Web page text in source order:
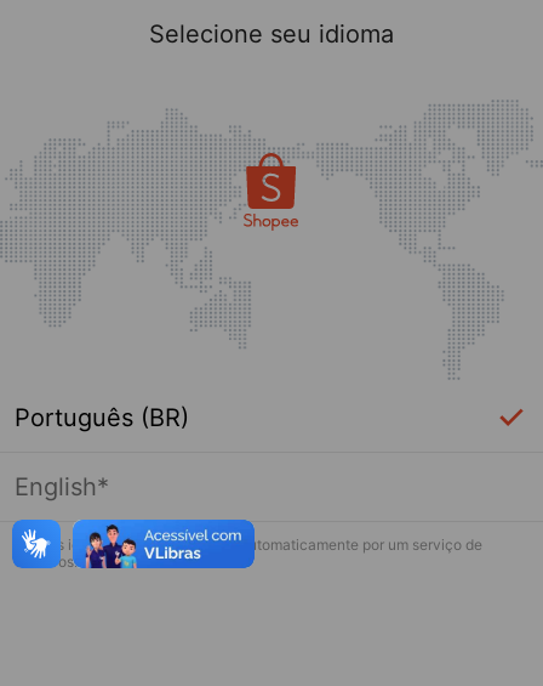
Página indisponível
Desculpe, algo deu errado. Faça login
Selecione seu idioma
Português (BR)
English*
* Esses idiomas serão traduzidos automaticamente por um serviço de
terceiros.